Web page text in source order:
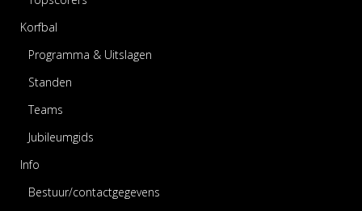
Korfbal
Programma & Uitslagen
Standen
Teams
Jubileumgids
Info
Bestuur/contactgegevens